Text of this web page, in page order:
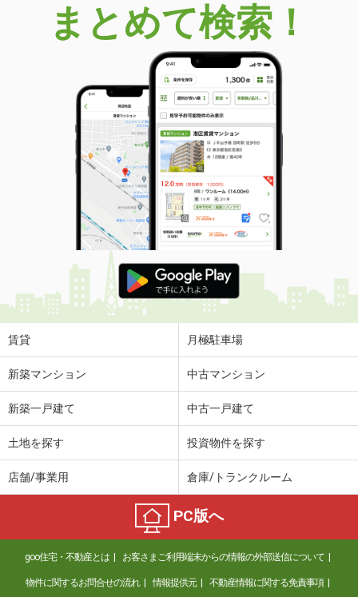
まとめて検索！
賃貸 月極駐車場
新築マンション 中古マンション
新築一戸建て 中古一戸建て
土地を探す 投資物件を探す
店舗/事業用 倉庫/トランクルーム
PC版へ
goo住宅・不動産とは お客さまご利用端末からの情報の外部送信について
物件に関するお問合せの流れ 情報提供元 不動産情報に関する免責事項